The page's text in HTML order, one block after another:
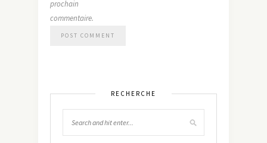
prochain
commentaire.
RECHERCHE